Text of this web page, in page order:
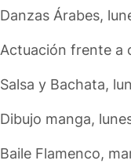
Danzas Árabes,
Actuación frente a
Salsa y Bachata,
Dibujo manga,
Baile Flamenco,